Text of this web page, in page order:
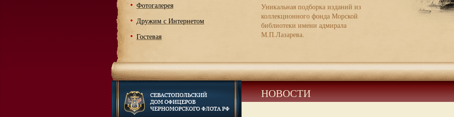
Фотогалерея
Дружим с Интернетом
Гостевая
Уникальная подборка изданий из
коллекционного фонда Морской
библиотеки имени адмирала
М.П.Лазарева.
НОВОСТИ